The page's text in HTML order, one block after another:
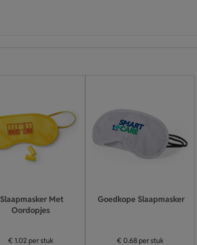
Slaapmasker Met
Oordopjes
€ 1.02 per stuk
Goedkope Slaapmasker
€ 0.68per stuk